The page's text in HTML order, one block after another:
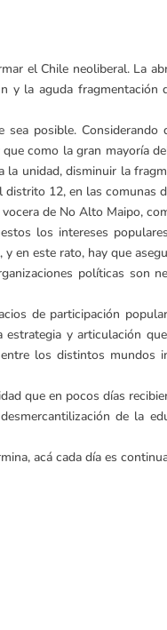
el Chile neoliberal. La
y la aguda
posible.
como la gran mayoría
unidad, disminuir la
12, en las comunas
de No Alto Maipo,
los intereses
en este rato, hay que
políticas son
de participación
y articulación
los distintos mundos
que en pocos días
de la
acá cada día es